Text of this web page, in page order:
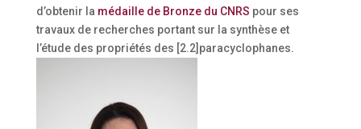
d’obtenir la médaille de Bronze du CNRS pour ses
travaux de recherches portant sur la synthèse et
l’étude des propriétés des [2.2]paracyclophanes.